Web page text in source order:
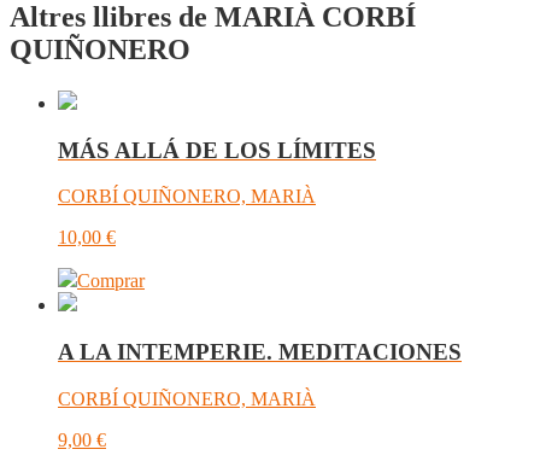
Altres llibres de MARIÀ CORBÍ
QUIÑONERO
MÁS ALLÁ DE LOS LÍMITES
CORBÍ QUIÑONERO, MARIÀ
10,00 €
Comprar
A LA INTEMPERIE. MEDITACIONES
CORBÍ QUIÑONERO, MARIÀ
9,00 €